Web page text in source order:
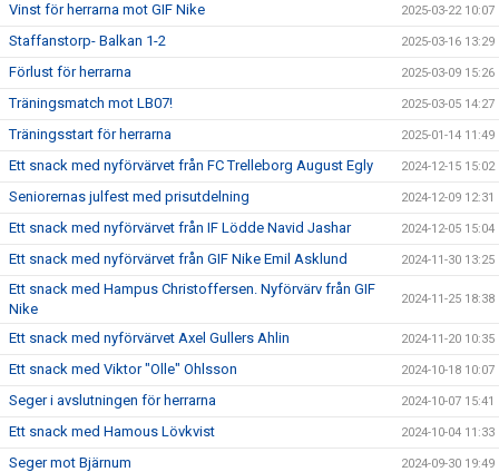
Vinst för herrarna mot GIF Nike 2025-03-22 10:07
Staffanstorp- Balkan 1-2 2025-03-16 13:29
Förlust för herrarna 2025-03-09 15:26
Träningsmatch mot LB07! 2025-03-05 14:27
Träningsstart för herrarna 2025-01-14 11:49
Ett snack med nyförvärvet från FC Trelleborg August Egly 2024-12-15 15:02
Seniorernas julfest med prisutdelning 2024-12-09 12:31
Ett snack med nyförvärvet från IF Lödde Navid Jashar 2024-12-05 15:04
Ett snack med nyförvärvet från GIF Nike Emil Asklund 2024-11-30 13:25
Ett snack med Hampus Christoffersen. Nyförvärv från GIF
Nike
2024-11-25 18:38
Ett snack med nyförvärvet Axel Gullers Ahlin 2024-11-20 10:35
Ett snack med Viktor "Olle" Ohlsson 2024-10-18 10:07
Seger i avslutningen för herrarna 2024-10-07 15:41
Ett snack med Hamous Lövkvist 2024-10-04 11:33
Seger mot Bjärnum 2024-09-30 19:49